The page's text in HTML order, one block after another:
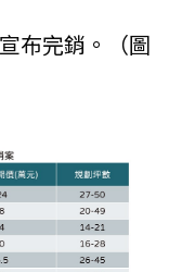
布完銷。（圖